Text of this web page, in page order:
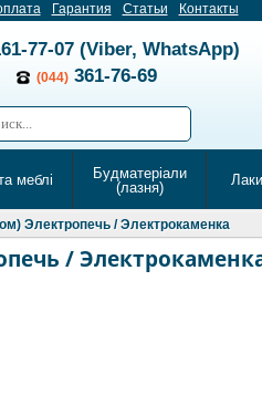
Гарантия Статьи Контакты
77-07 (Viber, WhatsApp)
(044) 361-76-69
меблі
Будматеріали
(лазня)
Электропечь / Электрокаменка
/